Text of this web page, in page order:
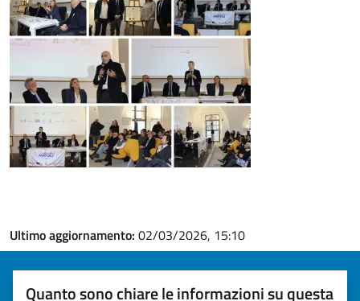
Ultimo aggiornamento: 02/03/2026, 15:10
Quanto sono chiare le informazioni su questa